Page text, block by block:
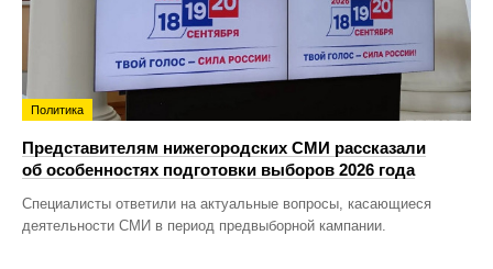
Политика
Представителям нижегородских СМИ рассказали
об особенностях подготовки выборов 2026 года
Специалисты ответили на актуальные вопросы, касающиеся
деятельности СМИ в период предвыборной кампании.